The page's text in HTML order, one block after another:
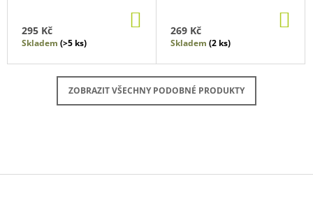
295 Kč KOŠÍKU
Skladem (>5 ks)
269 Kč
Skladem (2 ks)
ZOBRAZIT VŠECHNY PODOBNÉ PRODUKTY